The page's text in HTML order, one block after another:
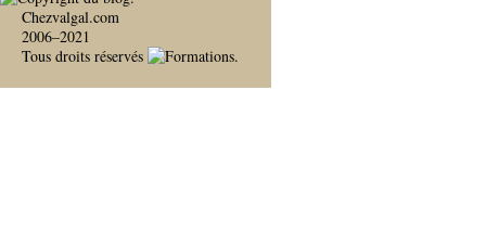
Chezvalgal.com
2006–2021
Tous droits réservés